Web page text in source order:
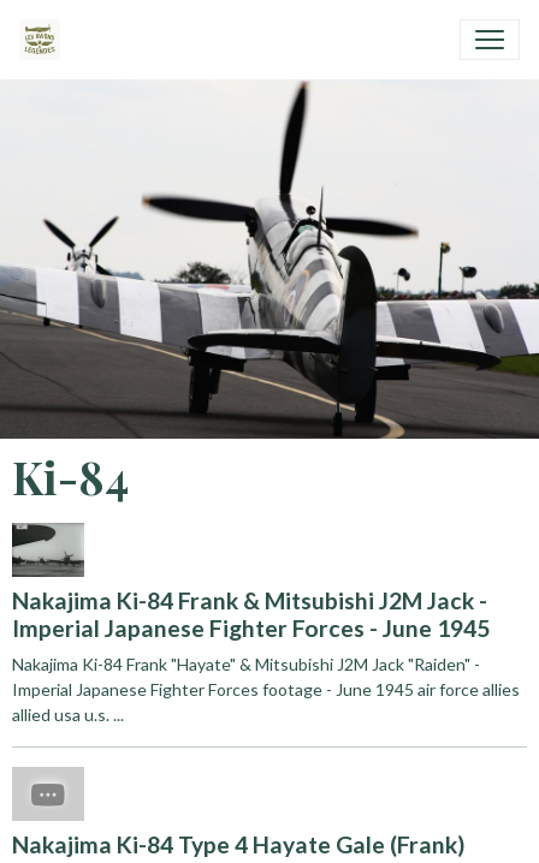
Ki-84
Nakajima Ki-84 Frank & Mitsubishi J2M Jack -
Imperial Japanese Fighter Forces - June 1945
Nakajima Ki-84 Frank "Hayate" & Mitsubishi J2M Jack "Raiden" -
Imperial Japanese Fighter Forces footage - June 1945 air force allies
allied usa u.s. ...
Nakajima Ki-84 Type 4 Hayate Gale (Frank)